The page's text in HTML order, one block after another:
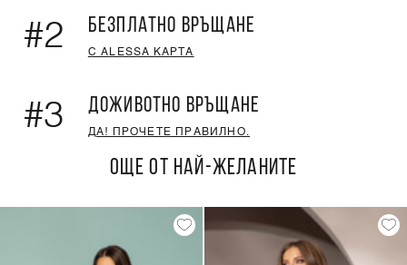
#2 БЕЗПЛАТНО ВРЪЩАНЕ
С ALESSA КАРТА
#3 ДОЖИВОТНО ВРЪЩАНЕ
ДА! ПРОЧЕТЕ ПРАВИЛНО.
ОЩЕ ОТ НАЙ-ЖЕЛАНИТЕ